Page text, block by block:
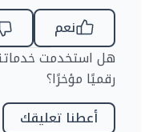
نعم
هل استخدمت
رقميًا مؤخرًا؟
أعطنا تعليقك